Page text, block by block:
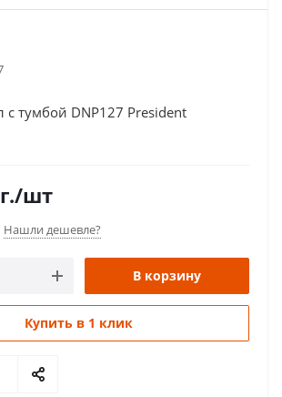
тумбой DNP127 President
/шт
Нашли дешевле?
В корзину
Купить в 1 клик